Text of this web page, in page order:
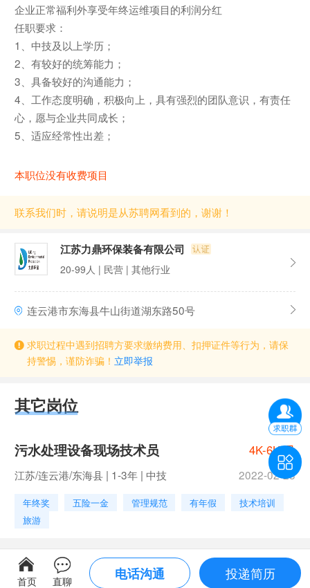
企业正常福利外享受年终运维项目的利润分红
任职要求：
1、中技及以上学历；
2、有较好的统筹能力；
3、具备较好的沟通能力；
4、工作态度明确，积极向上，具有强烈的团队意识，有责任
心，愿与企业共同成长；
5、适应经常性出差；
本职位没有收费项目
联系我们时，请说明是从苏聘网看到的，谢谢！
江苏力鼎环保装备有限公司
20-99人 | 民营 | 其他行业
连云港市东海县牛山街道湖东路50号
求职过程中遇到招聘方要求缴纳费用、扣押证件等行为，请保
持警惕，谨防诈骗！ 立即举报
其它岗位
污水处理设备现场技术员 4K-6K/月
江苏/连云港/东海县 | 1-3年 | 中技 2022-02-23
年终奖 五险一金 管理规范 有年假
技术培训
旅游
首页 直聊 电话沟通 投递简历